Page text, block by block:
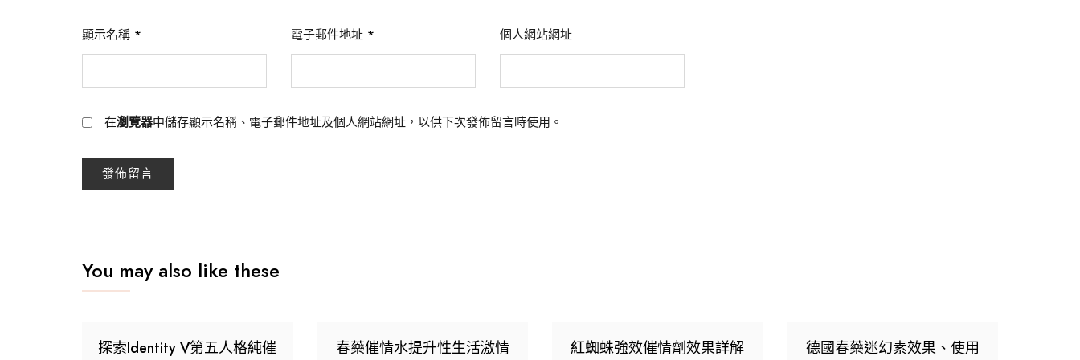
顯示名稱 * 電子郵件地址 * 個人網站網址
在瀏覽器中儲存顯示名稱、電子郵件地址及個人網站網址，以供下次發佈留言時使用。
You may also like these
探索Identity V第五人格純催
春藥催情水提升性生活激情
紅蜘蛛強效催情劑效果詳解
德國春藥迷幻素效果、使用